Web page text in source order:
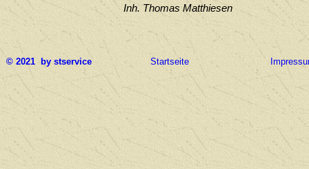
Inh. Thomas Matthiesen
© 2021 by stservice Startseite